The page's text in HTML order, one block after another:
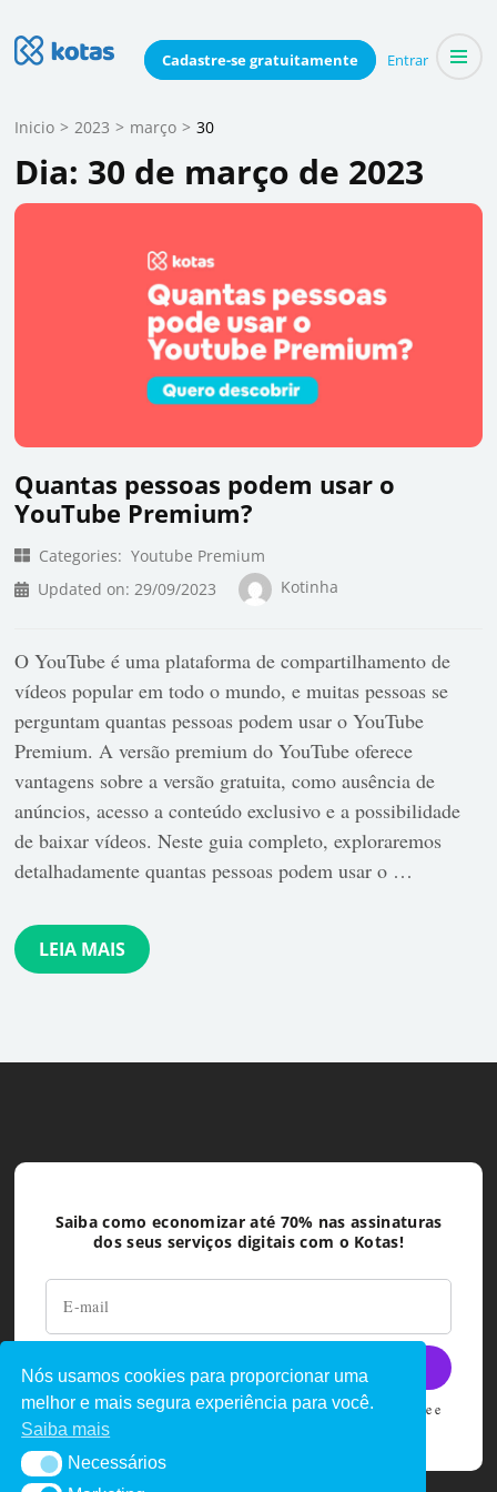
Cadastre-segratuitamente Entrar
to
(Press
Blog do Kotas
Dicas e conteúdo relevante para economizar coletivamente
Inicio > 2023 > março > 30
Dia: 30 de março de 2023
Quantas pessoas podem usar o
YouTube Premium?
Categories: Youtube Premium
Updated on: 29/09/2023 Kotinha
O YouTube é uma plataforma de compartilhamento de
vídeos popular em todo o mundo, e muitas pessoas se
perguntam quantas pessoas podem usar o YouTube
Premium. A versão premium do YouTube oferece
vantagens sobre a versão gratuita, como ausência de
anúncios, acesso a conteúdo exclusivo e a possibilidade
de baixar vídeos. Neste guia completo, exploraremos
detalhadamente quantas pessoas podem usar o …
LEIA MAIS
Saiba como economizar até 70% nas assinaturas
dos seus serviços digitais com o Kotas!
Ao deixar seu e-mail você concorda com as políticas de privacidade e
Nós usamos cookies para proporcionar uma
melhor e mais segura experiência para você.
Saiba mais
NecessáriosNecessários